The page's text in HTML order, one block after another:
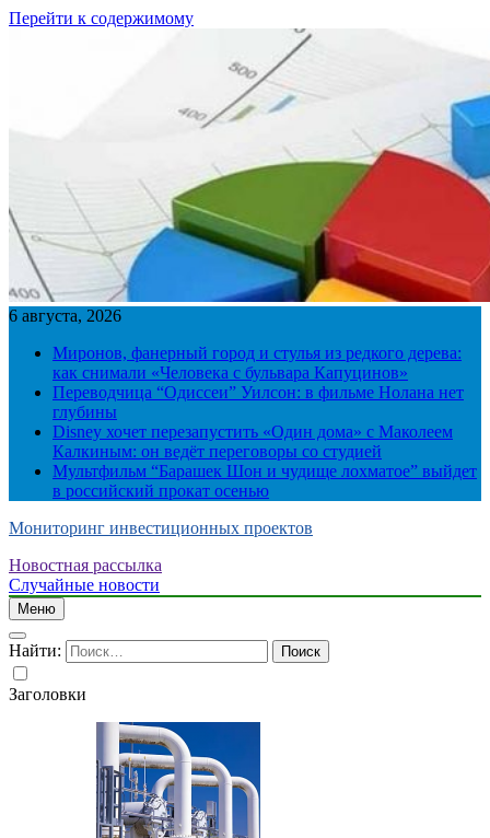
Перейти к содержимому
6 августа, 2026
Миронов, фанерный город и стулья из редкого дерева:
как снимали «Человека с бульвара Капуцинов»
Переводчица “Одиссеи” Уилсон: в фильме Нолана нет
глубины
Disney хочет перезапустить «Один дома» с Маколеем
Калкиным: он ведёт переговоры со студией
Мультфильм “Барашек Шон и чудище лохматое” выйдет
в российский прокат осенью
Мониторинг инвестиционных проектов
Новостная рассылка
Случайные новости
Меню
Найти:
Заголовки